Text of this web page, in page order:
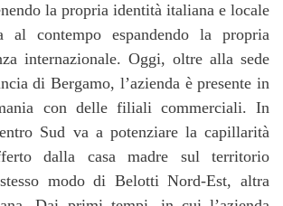
la propria identità italiana e locale
al contempo espandendo la propria
internazionale. Oggi, oltre alla sede
di Bergamo, l’azienda è presente in
con delle filiali commerciali. In
Sud va a potenziare la capillarità
dalla casa madre sul territorio
modo di Belotti Nord-Est, altra